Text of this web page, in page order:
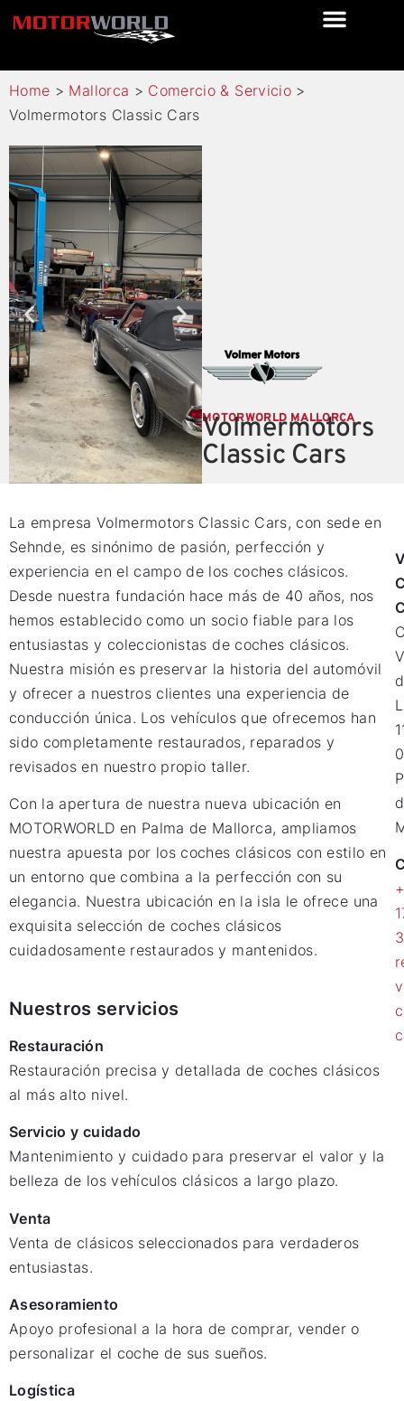
Home > Mallorca > Comercio & Servicio >
Volmermotors Classic Cars
MOTORWORLD MALLORCA
Volmermotors
Classic Cars
La empresa Volmermotors Classic Cars, con sede en
Sehnde, es sinónimo de pasión, perfección y
experiencia en el campo de los coches clásicos.
Desde nuestra fundación hace más de 40 años, nos
hemos establecido como un socio fiable para los
entusiastas y coleccionistas de coches clásicos.
Nuestra misión es preservar la historia del automóvil
y ofrecer a nuestros clientes una experiencia de
conducción única. Los vehículos que ofrecemos han
sido completamente restaurados, reparados y
revisados en nuestro propio taller.
Con la apertura de nuestra nueva ubicación en
MOTORWORLD en Palma de Mallorca, ampliamos
nuestra apuesta por los coches clásicos con estilo en
un entorno que combina a la perfección con su
elegancia. Nuestra ubicación en la isla le ofrece una
exquisita selección de coches clásicos
cuidadosamente restaurados y mantenidos.
Nuestros servicios
Restauración
Restauración precisa y detallada de coches clásicos
al más alto nivel.
Servicio y cuidado
Mantenimiento y cuidado para preservar el valor y la
belleza de los vehículos clásicos a largo plazo.
Venta
Venta de clásicos seleccionados para verdaderos
entusiastas.
Asesoramiento
Apoyo profesional a la hora de comprar, vender o
personalizar el coche de sus sueños.
Logística